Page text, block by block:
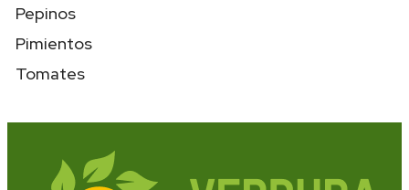
Pepinos
Pimientos
Tomates